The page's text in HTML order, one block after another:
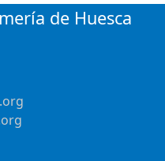
de Huesca